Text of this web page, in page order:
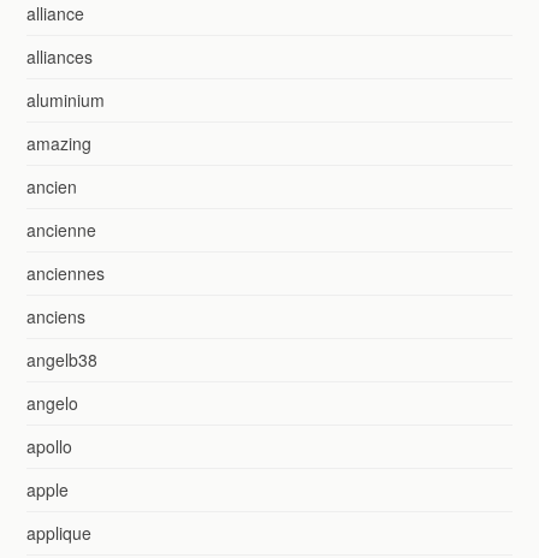
alliance
alliances
aluminium
amazing
ancien
ancienne
anciennes
anciens
angelb38
angelo
apollo
apple
applique